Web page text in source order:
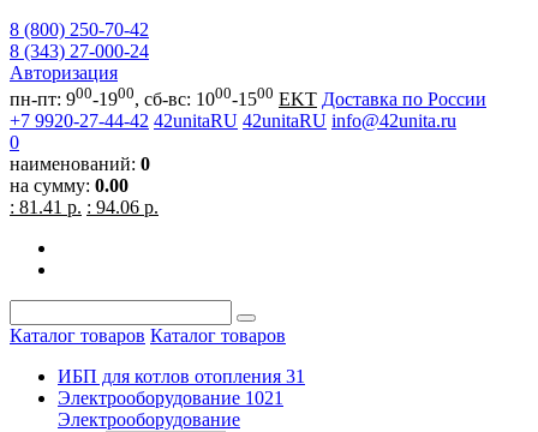
8 (800) 250-70-42
8 (343) 27-000-24
Авторизация
пн-пт: 900-1900, сб-вс: 1000-1500 EKT Доставка по России
+7 9920-27-44-42 42unitaRU 42unitaRU info@42unita.ru
0
наименований: 0
на сумму: 0.00
: 81.41 р. : 94.06 р.
Каталог товаров Каталог товаров
ИБП для котлов отопления 31
Электрооборудование 1021
Электрооборудование